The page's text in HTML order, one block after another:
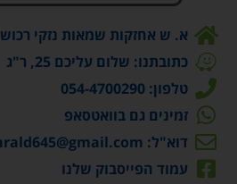
א. ש אחזקות שמאות נזקי רכוש
כתובתנו: שלום עליכם 25, ר"ג
טלפון: 054-4700290
זמינים גם בוואטסאפ
דוא"ל: emrald645@gmail.com
עמוד הפייסבוק שלנו